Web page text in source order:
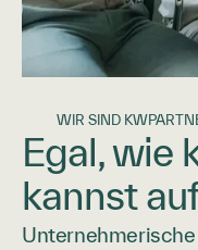
WIR SIND
Egal, wie
kannst